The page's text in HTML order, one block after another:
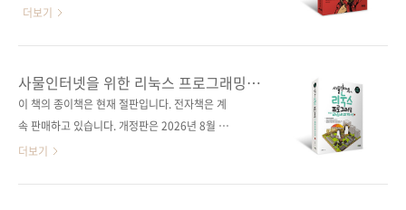
組込みエンジニアの教科書(원서 ISBN:
9784863542754)저자명 와타나베 노보루, 마
일페이지 304쪽시리즈 I♥Robot 15(제이펍의
로봇 시리즈 15)판 형 170*225*17제 본 무선
(soft cover)정 가 26,000원IS..
다른 달에 비해 신간 소개가 조금 늦었습니다. 오
는군요. 《임베디드 엔지니어 교과서: 인공지능
시대가 요구하는 임베디드 시스템 개발자의 핵
심 스킬》 그동안 제이펍에서는 다양한 임베디
워드로는 아두이노, 라즈베리 파이, 사물인터넷,
리눅스 프로그래밍 등을 들 수 있는데요. 최근에
더보기
사물인터넷을 위한 리눅스 프로그래밍
with 라즈베리 파이(전면개정판)
이 책의 종이책은 현재 절판입니다. 전자책은 계
속 판매하고 있습니다. 개정판은 2026년 8월 즈
음에 출간될 예정입니다. 라즈베리 파이로 배우
더보기